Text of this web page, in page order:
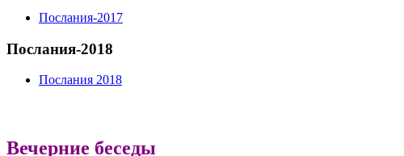
Послания-2017
Послания-2018
Послания 2018
Вечерние беседы